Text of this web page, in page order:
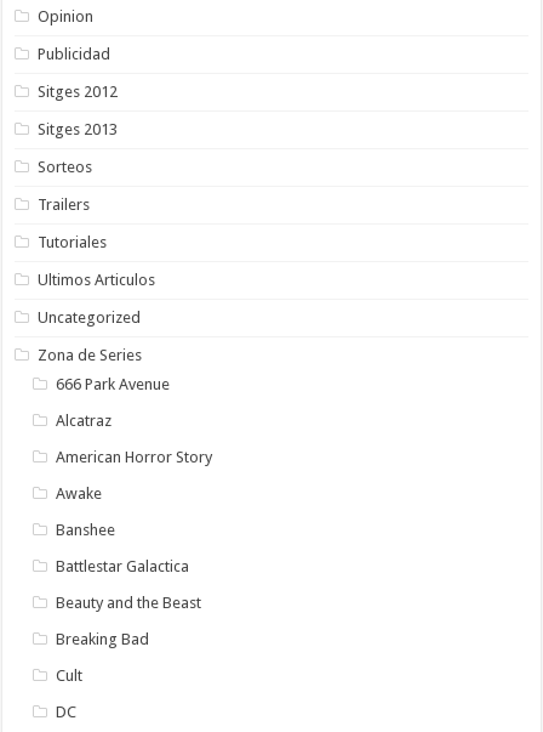
Opinion
Publicidad
Sitges 2012
Sitges 2013
Sorteos
Trailers
Tutoriales
Ultimos Articulos
Uncategorized
Zona de Series
666 Park Avenue
Alcatraz
American Horror Story
Awake
Banshee
Battlestar Galactica
Beauty and the Beast
Breaking Bad
Cult
DC